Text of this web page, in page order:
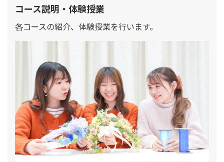
コース説明・体験授業
各コースの紹介、体験授業を行います。